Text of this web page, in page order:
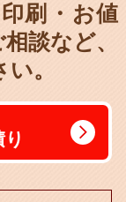
刷・お値
談など、
。